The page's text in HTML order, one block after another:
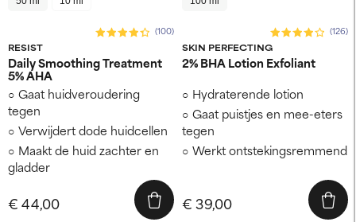
RESIST
(100)
Daily Smoothing Treatment
5% AHA
Gaat huidveroudering
tegen
Verwijdert dode huidcellen
Maakt de huid zachter en
gladder
€ 44,00
SKIN PERFECTING
(126)
2% BHA Lotion Exfoliant
Hydraterende lotion
Gaat puistjes en mee-eters
tegen
Werkt ontstekingsremmend
€ 39,00